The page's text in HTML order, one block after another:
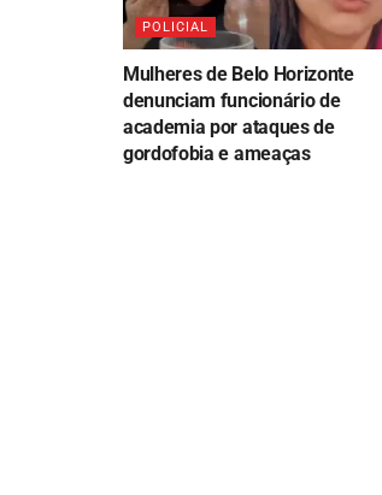
POLICIAL
Mulheres de Belo Horizonte
denunciam funcionário de
academia por ataques de
gordofobia e ameaças